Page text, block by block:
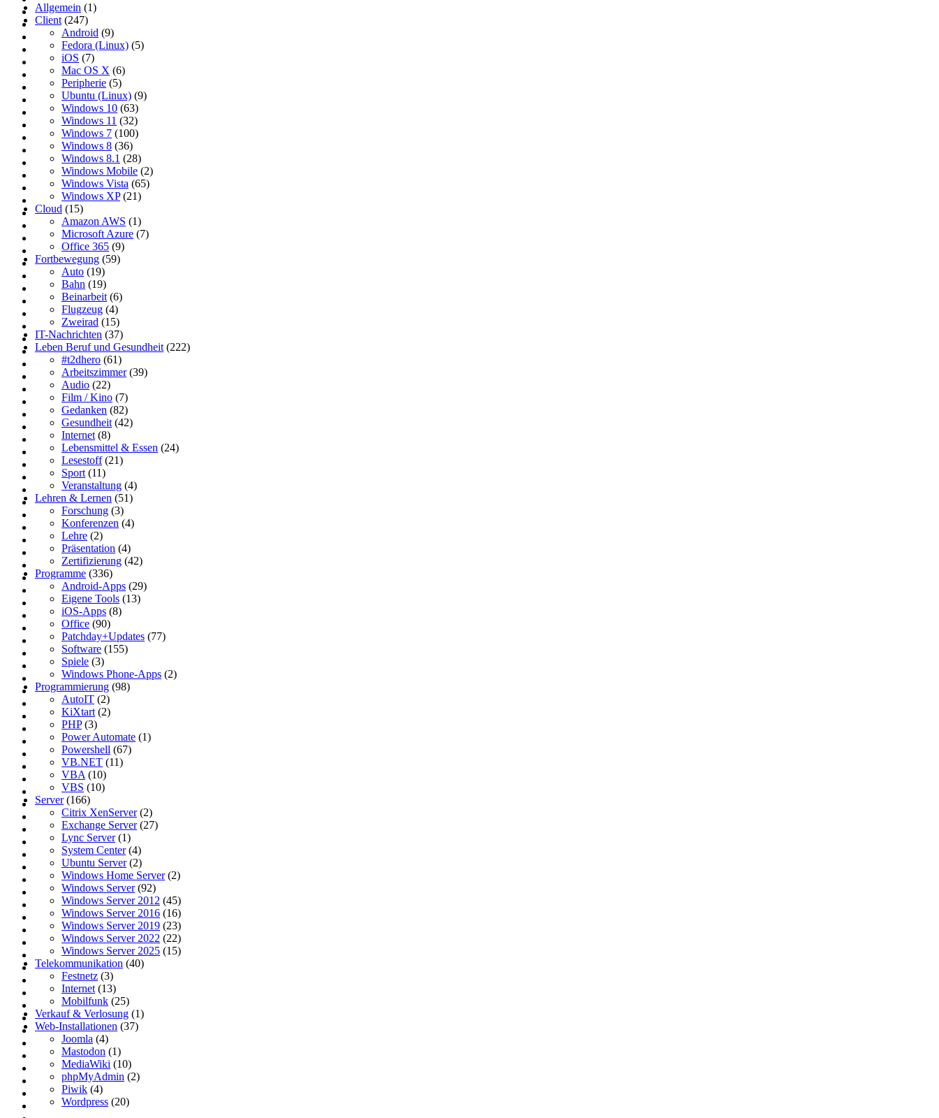
Allgemein (1)
Client (247)
Android (9)
Fedora (Linux) (5)
iOS (7)
Mac OS X (6)
Peripherie (5)
Ubuntu (Linux) (9)
Windows 10 (63)
Windows 11 (32)
Windows 7 (100)
Windows 8 (36)
Windows 8.1 (28)
Windows Mobile (2)
Windows Vista (65)
Windows XP(21)
Cloud (15)
Amazon AWS (1)
Microsoft Azure (7)
Office 365 (9)
Fortbewegung (59)
Auto (19)
Bahn (19)
Beinarbeit (6)
Flugzeug (4)
Zweirad (15)
IT-Nachrichten (37)
Leben Beruf und Gesundheit (222)
#t2dhero (61)
Arbeitszimmer(39)
Audio (22)
Film / Kino (7)
Gedanken (82)
Gesundheit (42)
Internet (8)
Lebensmittel & Essen (24)
Lesestoff(21)
Sport (11)
Veranstaltung (4)
Lehren & Lernen (51)
Forschung (3)
Konferenzen (4)
Lehre (2)
Präsentation (4)
Zertifizierung (42)
Programme (336)
Android-Apps (29)
Eigene Tools (13)
iOS-Apps (8)
Office (90)
Patchday+Updates (77)
Software (155)
Spiele (3)
Windows Phone-Apps (2)
Programmierung (98)
AutoIT (2)
KiXtart (2)
PHP(3)
Power Automate (1)
Powershell (67)
VB.NET (11)
VBA (10)
VBS (10)
Server(166)
Citrix XenServer(2)
Exchange Server(27)
Lync Server(1)
System Center(4)
Ubuntu Server(2)
Windows Home Server(2)
Windows Server(92)
Windows Server 2012 (45)
Windows Server 2016 (16)
Windows Server 2019 (23)
Windows Server 2022 (22)
Windows Server 2025 (15)
Telekommunikation (40)
Festnetz (3)
Internet (13)
Mobilfunk (25)
Verkauf & Verlosung (1)
Web-Installationen (37)
Joomla (4)
Mastodon (1)
MediaWiki (10)
phpMyAdmin (2)
Piwik (4)
Wordpress (20)